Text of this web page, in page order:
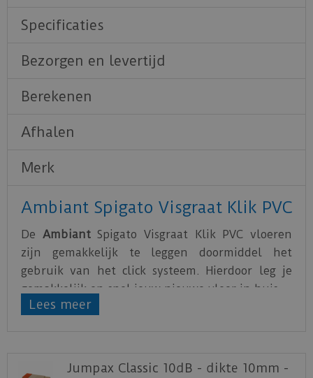
Specificaties
Bezorgen en levertijd
Berekenen
Afhalen
Merk
Ambiant Spigato Visgraat Klik PVC
De AmbiantSpigato Visgraat Klik PVC vloeren
zijn gemakkelijk te leggen doormiddel het
gebruik van het click systeem. Hierdoor leg je
gemakkelijk en snel jouw nieuwe vloer in huis.
De PVC vloeren van
Alle Ambiant vloeren zijn voorzien van een
Lees meer
Jumpax Classic 10dB - dikte 10mm -